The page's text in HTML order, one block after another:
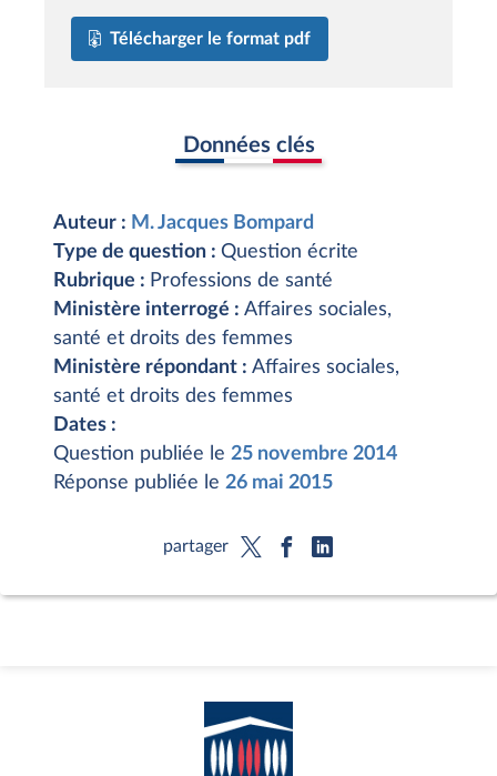
Télécharger le format pdf
Données clés
Auteur : M. Jacques Bompard
Type de question : Question écrite
Rubrique : Professions de santé
Ministère interrogé : Affaires sociales,
santé et droits des femmes
Ministère répondant : Affaires sociales,
santé et droits des femmes
Dates :
Question publiée le 25 novembre 2014
Réponse publiée le 26 mai 2015
partager